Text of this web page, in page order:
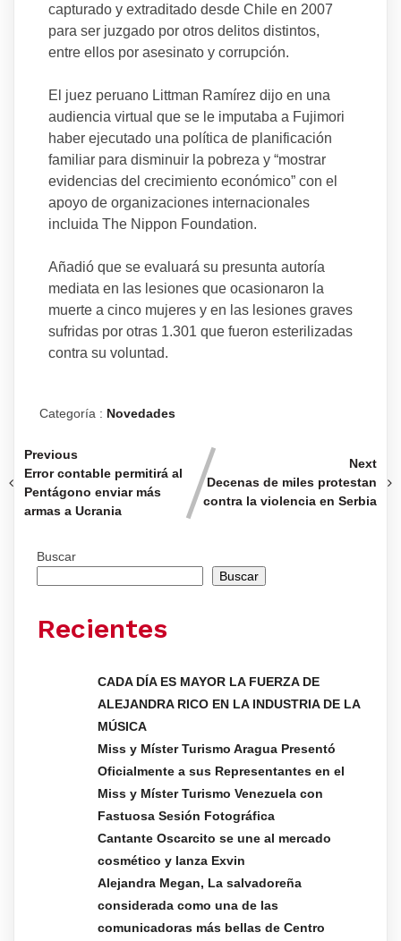
capturado y extraditado desde Chile en 2007
para ser juzgado por otros delitos distintos,
entre ellos por asesinato y corrupción.
El juez peruano Littman Ramírez dijo en una
audiencia virtual que se le imputaba a Fujimori
haber ejecutado una política de planificación
familiar para disminuir la pobreza y “mostrar
evidencias del crecimiento económico” con el
apoyo de organizaciones internacionales
incluida The Nippon Foundation.
Añadió que se evaluará su presunta autoría
mediata en las lesiones que ocasionaron la
muerte a cinco mujeres y en las lesiones graves
sufridas por otras 1.301 que fueron esterilizadas
contra su voluntad.
Categoría : Novedades
Previous
Error contable permitirá al
Pentágono enviar más
armas a Ucrania
Next
Decenas de miles protestan
contra la violencia en Serbia
Buscar
Buscar
Recientes
CADA DÍA ES MAYOR LA FUERZA DE
ALEJANDRA RICO EN LA INDUSTRIA DE LA
MÚSICA
Miss y Míster Turismo Aragua Presentó
Oficialmente a sus Representantes en el
Miss y Míster Turismo Venezuela con
Fastuosa Sesión Fotográfica
Cantante Oscarcito se une al mercado
cosmético y lanza Exvin
Alejandra Megan, La salvadoreña
considerada como una de las
comunicadoras más bellas de Centro